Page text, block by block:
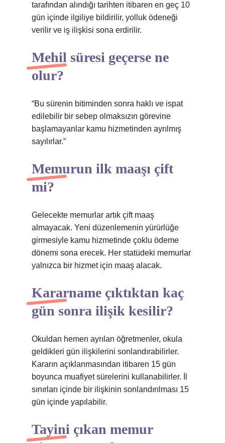
tarafından alındığı tarihten itibaren en geç 10
gün içinde ilgiliye bildirilir, yolluk ödeneği
verilir ve iş ilişkisi sona erdirilir.
Mehil süresi geçerse ne
olur?
“Bu sürenin bitiminden sonra haklı ve ispat
edilebilir bir sebep olmaksızın görevine
başlamayanlar kamu hizmetinden ayrılmış
sayılırlar.”
Memurun ilk maaşı çift
mi?
Gelecekte memurlar artık çift maaş
almayacak. Yeni düzenlemenin yürürlüğe
girmesiyle kamu hizmetinde çoklu ödeme
dönemi sona erecek. Her statüdeki memurlar
yalnızca bir hizmet için maaş alacak.
Kararname çıktıktan kaç
gün sonra ilişik kesilir?
Okuldan hemen ayrılan öğretmenler, okula
geldikleri gün ilişkilerini sonlandırabilirler.
Kararın açıklanmasından itibaren 15 gün
boyunca muafiyet sürelerini kullanabilirler. İl
sınırları içinde bir ilişkinin sonlandırılması 15
gün içinde yapılabilir.
Tayini çıkan memur